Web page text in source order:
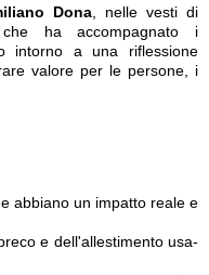
Dona, nelle vesti di
ha accompagnato i
intorno a una riflessione
valore per le persone, i
abbiano un impatto reale e
e dell'allestimento usa-